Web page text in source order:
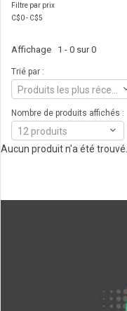
Filtre par prix
C$0- C$5
Affichage 1 - 0 sur 0
Trié par :
Nombre de produits affichés :
12 produits
Aucun produit n'a été trouvé...